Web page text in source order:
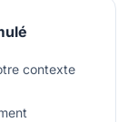
contexte